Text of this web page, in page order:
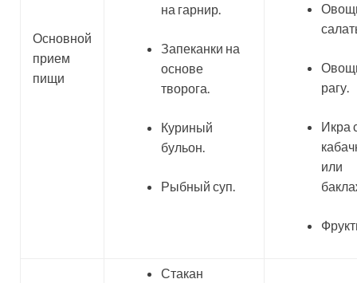
Основной
прием
пищи
на гарнир.
Запеканки на
основе
творога.
Куриный
бульон.
Рыбный суп.
рагу.
Икра
или
Стакан